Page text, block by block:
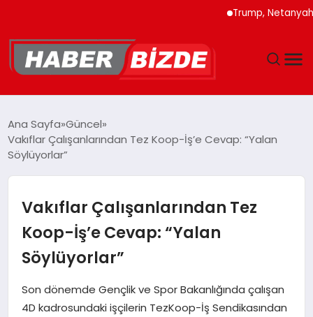
Trump, Netanyahu’ya
YAŞAM
MAGAZIN
SPOR
Ana Sayfa Güncel
Vakıflar Çalışanlarından Tez Koop-İş’e Cevap: “Yalan
Söylüyorlar”
Vakıflar Çalışanlarından Tez
Koop-İş’e Cevap: “Yalan
Söylüyorlar”
Son dönemde Gençlik ve Spor Bakanlığında çalışan
4D kadrosundaki işçilerin TezKoop-İş Sendikasından